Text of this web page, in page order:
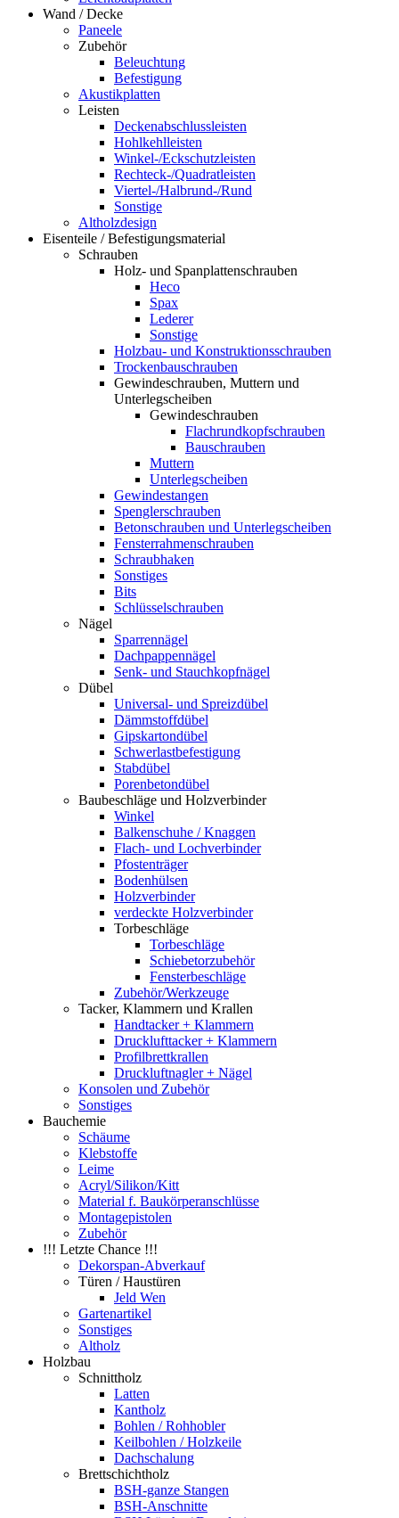
Wand / Decke
Paneele
Zubehör
Beleuchtung
Befestigung
Akustikplatten
Leisten
Deckenabschlussleisten
Hohlkehlleisten
Winkel-/Eckschutzleisten
Rechteck-/Quadratleisten
Viertel-/Halbrund-/Rund
Sonstige
Altholzdesign
Eisenteile / Befestigungsmaterial
Schrauben
Holz- und Spanplattenschrauben
Heco
Spax
Lederer
Sonstige
Holzbau- und Konstruktionsschrauben
Trockenbauschrauben
Gewindeschrauben, Muttern und
Unterlegscheiben
Gewindeschrauben
Flachrundkopfschrauben
Bauschrauben
Muttern
Unterlegscheiben
Gewindestangen
Spenglerschrauben
Betonschrauben und Unterlegscheiben
Fensterrahmenschrauben
Schraubhaken
Sonstiges
Bits
Schlüsselschrauben
Nägel
Sparrennägel
Dachpappennägel
Senk- und Stauchkopfnägel
Dübel
Universal- und Spreizdübel
Dämmstoffdübel
Gipskartondübel
Schwerlastbefestigung
Stabdübel
Porenbetondübel
Baubeschläge und Holzverbinder
Winkel
Balkenschuhe / Knaggen
Flach- und Lochverbinder
Pfostenträger
Bodenhülsen
Holzverbinder
verdeckte Holzverbinder
Torbeschläge
Torbeschläge
Schiebetorzubehör
Fensterbeschläge
Zubehör/Werkzeuge
Tacker, Klammern und Krallen
Handtacker + Klammern
Drucklufttacker + Klammern
Profilbrettkrallen
Druckluftnagler + Nägel
Konsolen und Zubehör
Sonstiges
Bauchemie
Schäume
Klebstoffe
Leime
Acryl/Silikon/Kitt
Material f. Baukörperanschlüsse
Montagepistolen
Zubehör
!!! Letzte Chance !!!
Dekorspan-Abverkauf
Türen / Haustüren
Jeld Wen
Gartenartikel
Sonstiges
Altholz
Holzbau
Schnittholz
Latten
Kantholz
Bohlen / Rohhobler
Keilbohlen / Holzkeile
Dachschalung
Brettschichtholz
BSH-ganze Stangen
BSH-Anschnitte